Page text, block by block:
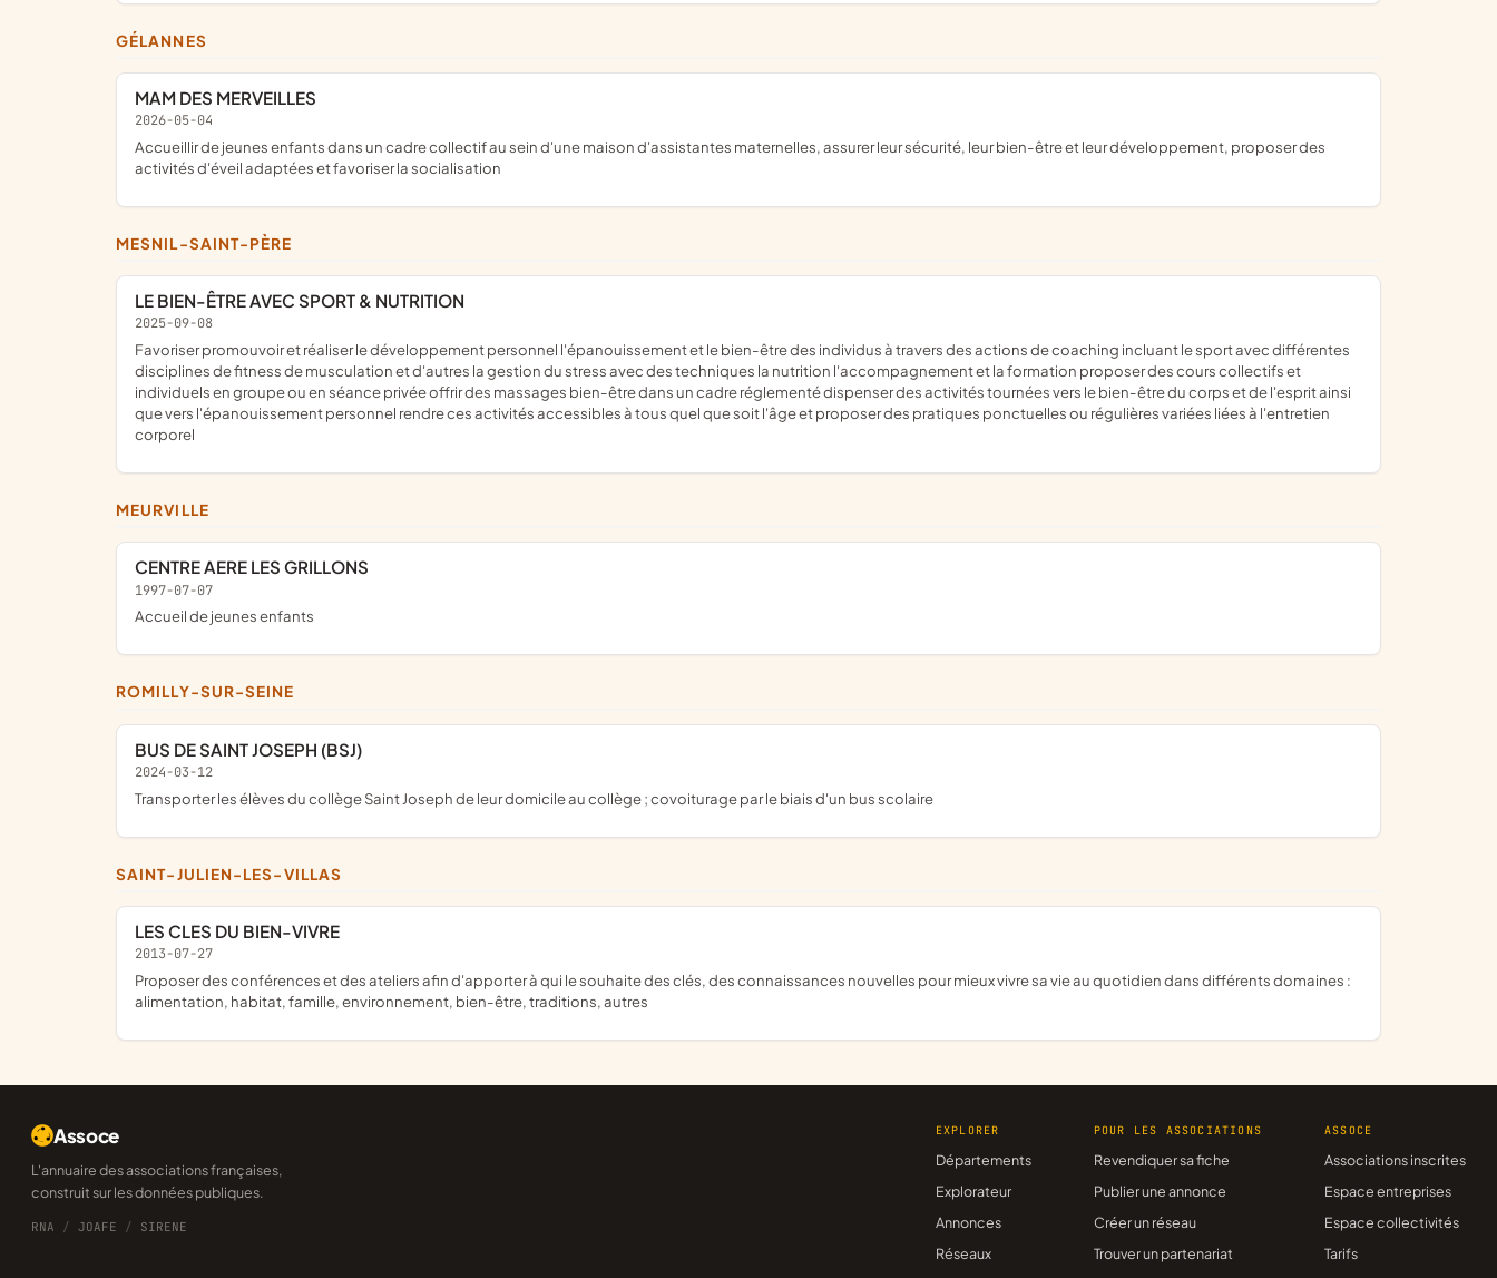
GÉLANNES
MAM DES MERVEILLES
2026-05-04
accueillir de jeunes enfants dans un cadre collectif au sein d'une maison d'assistantes maternelles, assurer leur sécurité, leur bien-être et leur développement, proposer des
activités d'éveil adaptées et favoriser la socialisation
MESNIL-SAINT-PÈRE
LE BIEN-ÊTRE AVEC SPORT & NUTRITION
2025-09-08
favoriser promouvoir et réaliser le développement personnel l'épanouissement et le bien-être des individus à travers des actions de coaching incluant le sport avec différentes
disciplines de fitness de musculation et d'autres la gestion du stress avec des techniques la nutrition l'accompagnement et la formation proposer des cours collectifs et
individuels en groupe ou en séance privée offrir des massages bien-être dans un cadre réglementé dispenser des activités tournées vers le bien-être du corps et de l'esprit ainsi
que vers l'épanouissement personnel rendre ces activités accessibles à tous quel que soit l'âge et proposer des pratiques ponctuelles ou régulières variées liées à l'entretien
corporel
MEURVILLE
CENTRE AERE LES GRILLONS
1997-07-07
Accueil de jeunes enfants
ROMILLY-SUR-SEINE
BUS DE SAINT JOSEPH (BSJ)
2024-03-12
transporter les élèves du collège Saint Joseph de leur domicile au collège ; covoiturage par le biais d'un bus scolaire
SAINT-JULIEN-LES-VILLAS
LES CLES DU BIEN-VIVRE
2013-07-27
proposer des conférences et des ateliers afin d'apporter à qui le souhaite des clés, des connaissances nouvelles pour mieux vivre sa vie au quotidien dans différents domaines :
alimentation, habitat, famille, environnement, bien-être, traditions, autres
Assoce
L'annuaire des associations françaises,
construit sur les données publiques.
RNA / JOAFE / SIRENE
EXPLORER
Départements
Explorateur
Annonces
Réseaux
POUR LES ASSOCIATIONS
Revendiquer sa fiche
Publier une annonce
Créer un réseau
Trouver un partenariat
ASSOCE
Associations inscrites
Espace entreprises
Espace collectivités
Tarifs